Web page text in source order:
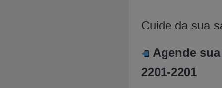
Cuide da sua
Agende
2201-2201